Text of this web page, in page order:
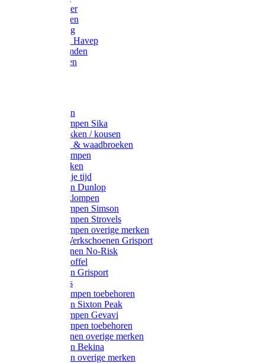
Bodywarmer
Werkbroeken
Zaagkleding
Werkjassen Havep
Thermohemden
Overhemden
Werksokken
Schoenklompen Sika
Thermo sokken / kousen
Lieslaarzen & waadbroeken
Houten klompen
Wandelsokken
Laarzen vrije tijd
Werklaarzen Dunlop
Kunststof klompen
Schoenklompen Simson
Schoenklompen Strovels
Schoenklompen overige merken
Wandel-/ Werkschoenen Grisport
Werkschoenen No-Risk
Klomppantoffel
Werklaarzen Grisport
Accessoires
Houten klompen toebehoren
Werklaarzen Sixton Peak
Schoenklompen Gevavi
Schoenklompen toebehoren
Werkschoenen overige merken
Werklaarzen Bekina
Werklaarzen overige merken